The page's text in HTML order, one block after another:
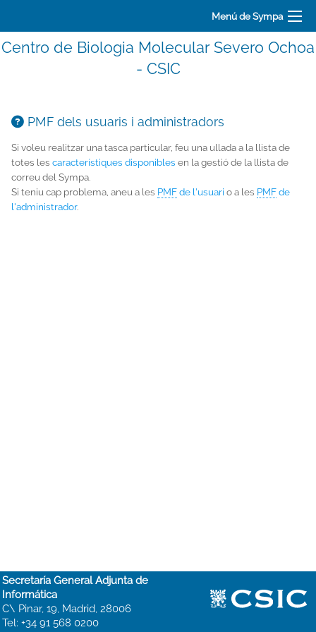
Menú de Sympa
Centro de Biologia Molecular Severo Ochoa
- CSIC
PMF dels usuaris i administradors
Si voleu realitzar una tasca particular, feu una ullada a la llista de
totes les característiques disponibles en la gestió de la llista de
correu del Sympa.
Si teniu cap problema, aneu a les PMFde l'usuari o a les PMFde
l'administrador.
Secretaría General Adjunta de
Informática
C\ Pinar, 19, Madrid, 28006
Tel: +34 91 568 0200